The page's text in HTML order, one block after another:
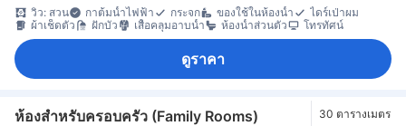
วิว: สวน
กาต้มน้ำไฟฟ้า กระจก ของใช้ในห้องน้ำ
ไดร์เป่าผม
ผ้าเช็ดตัว
ฝักบัว เสื้อคลุมอาบน้ำ ห้องน้ำส่วนตัว โทรทัศน์
ดูราคา
ห้องสำหรับครอบครัว (Family Rooms) 30 ตารางเมตร